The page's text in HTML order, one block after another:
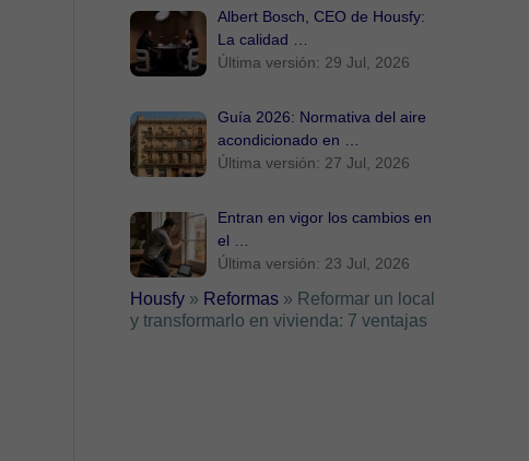
Albert Bosch, CEO de Housfy:
La calidad …
Última versión: 29 Jul, 2026
Guía 2026: Normativa del aire
acondicionado en …
Última versión: 27 Jul, 2026
Entran en vigor los cambios en
el …
Última versión: 23 Jul, 2026
Housfy » Reformas » Reformar un local
y transformarlo en vivienda: 7 ventajas